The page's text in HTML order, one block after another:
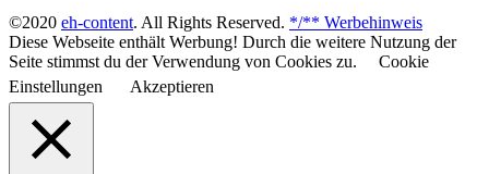
©2020 eh-content. All Rights Reserved. */** Werbehinweis
Diese Webseite enthält Werbung! Durch die weitere Nutzung der
Seite stimmst du der Verwendung von Cookies zu.
Cookie
Einstellungen
Akzeptieren